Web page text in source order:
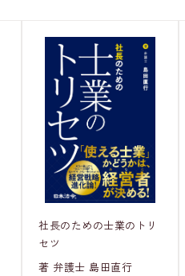
社長のための士業のトリ
セツ
著 弁護士 島田直行